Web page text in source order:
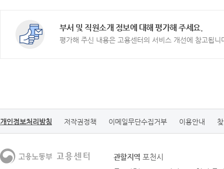
부서 및 직원소개 정보에 대해 평가해 주세요.
평가해 주신 내용은 고용센터의 서비스 개선에 참고됩니
개인정보처리방침 저작권정책 이메일무단수집거부 이용안내
관할지역 포천시